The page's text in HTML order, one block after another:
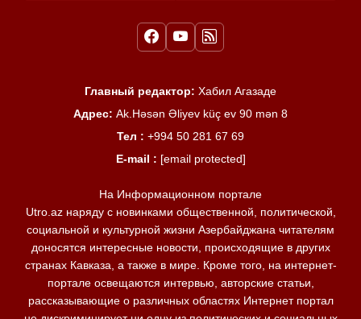
Главный редактор: Хабил Агазаде
Адрес: Ak.Həsən Əliyev küç ev 90 mən 8
Тел : +994 50 281 67 69
E-mail : [email protected]
На Информационном портале
Utro.az наряду с новинками общественной, политической,
социальной и культурной жизни Азербайджана читателям
доносятся интересные новости, происходящие в других
странах Кавказа, а также в мире. Кроме того, на интернет-
портале освещаются интервью, авторские статьи,
рассказывающие о различных областях Интернет портал